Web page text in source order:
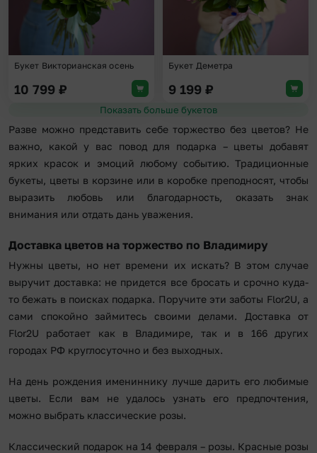
Букет Викторианская осень
10 799 ₽
Букет Деметра
9 199 ₽
Показать больше букетов
Разве можно представить себе торжество без цветов? Не
важно, какой у вас повод для подарка – цветы добавят
ярких красок и эмоций любому событию. Традиционные
букеты, цветы в корзине или в коробке преподносят, чтобы
выразить любовь или благодарность, оказать знак
внимания или отдать дань уважения.
Доставка цветов на торжество по Владимиру
Нужны цветы, но нет времени их искать? В этом случае
выручит доставка: не придется все бросать и срочно куда-
то бежать в поисках подарка. Поручите эти заботы Flor2U, а
сами спокойно займитесь своими делами. Доставка от
Flor2U работает как в Владимире, так и в 166 других
городах РФ круглосуточно и без выходных.
На день рождения имениннику лучше дарить его любимые
цветы. Если вам не удалось узнать его предпочтения,
можно выбрать классические розы.
Классический подарок на 14 февраля – розы. Красные розы